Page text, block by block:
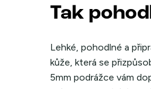
Tak
Lehké, pohodlné a
kůže, která se
5mm podrážce vám